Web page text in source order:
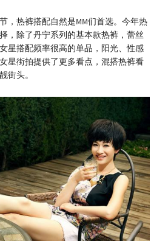
，热裤搭配自然是MM们首选。今年热
，除了丹宁系列的基本款热裤，蕾丝
星搭配频率很高的单品，阳光、性感
星街拍提供了更多看点，混搭热裤看
街头。